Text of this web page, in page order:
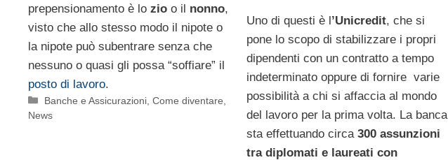
prepensionamento è lo zio o il nonno,
visto che allo stesso modo il nipote o
la nipote può subentrare senza che
nessuno o quasi gli possa “soffiare” il
posto di lavoro.
Categorie
Banche e Assicurazioni ,Come diventare
News
Uno di questi è l’Unicredit, che si
pone lo scopo di stabilizzare i propri
dipendenti con un contratto a tempo
indeterminato oppure di fornire varie
possibilità a chi si affaccia al mondo
del lavoro per la prima volta. La banca
sta effettuando circa 300 assunzioni
tra diplomati e laureati con